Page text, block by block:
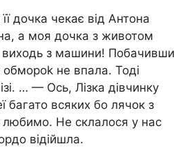
дочка чекає від Антона
а моя дочка з животом
виходь з машини! Побачивши
не впала. Тоді
… — Ось, Лізка дівчинку
всяких бо лячок з
Не склалося у нас
відійшла.